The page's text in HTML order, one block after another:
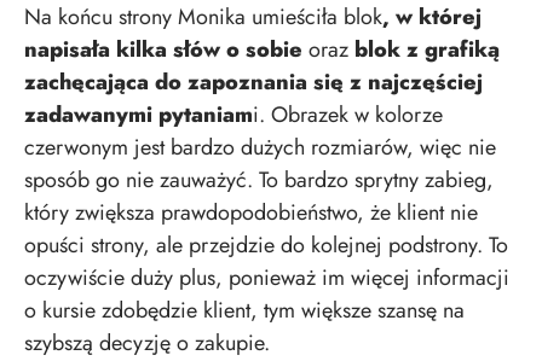
Na końcu strony Monika umieściła blok, w której
napisała kilka słów o sobie oraz blok z grafiką
zachęcająca do zapoznania się z najczęściej
zadawanymi pytaniami. Obrazek w kolorze
czerwonym jest bardzo dużych rozmiarów, więc nie
sposób go nie zauważyć. To bardzo sprytny zabieg,
który zwiększa prawdopodobieństwo, że klient nie
opuści strony, ale przejdzie do kolejnej podstrony. To
oczywiście duży plus, ponieważ im więcej informacji
o kursie zdobędzie klient, tym większe szansę na
szybszą decyzję o zakupie.